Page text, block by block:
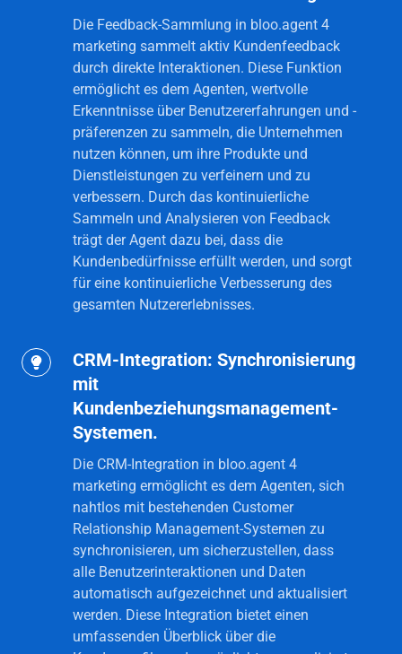
Die Feedback-Sammlung in bloo.agent 4
marketing sammelt aktiv Kundenfeedback
durch direkte Interaktionen. Diese Funktion
ermöglicht es dem Agenten, wertvolle
Erkenntnisse über Benutzererfahrungen und -
präferenzen zu sammeln, die Unternehmen
nutzen können, um ihre Produkte und
Dienstleistungen zu verfeinern und zu
verbessern. Durch das kontinuierliche
Sammeln und Analysieren von Feedback
trägt der Agent dazu bei, dass die
Kundenbedürfnisse erfüllt werden, und sorgt
für eine kontinuierliche Verbesserung des
gesamten Nutzererlebnisses.
Sammelt
Kundenfeedback
kontinuierlichen
Verbesserung.
CRM-Integration: Synchronisierung
mit
Kundenbeziehungsmanagement-
Systemen.
Die CRM-Integration in bloo.agent 4
marketing ermöglicht es dem Agenten, sich
nahtlos mit bestehenden Customer
Relationship Management-Systemen zu
synchronisieren, um sicherzustellen, dass
alle Benutzerinteraktionen und Daten
automatisch aufgezeichnet und aktualisiert
werden. Diese Integration bietet einen
umfassenden Überblick über die
CRM-
Integration:
Synchronisierung
Kundenbeziehungsmanagement-
Systemen.